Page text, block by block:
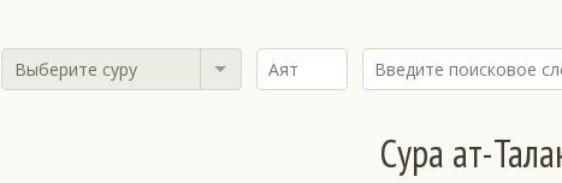
Выберите суру
Сура ат-